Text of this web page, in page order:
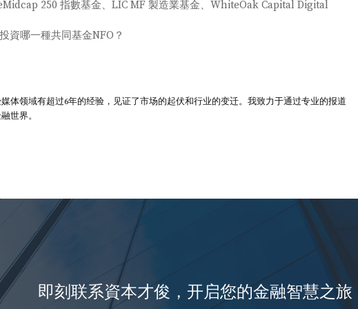
250 指數基金、LIC MF 製造業基金、WhiteOak Capital Digital
資哪一種共同基金NFO？
体领域有超过6年的经验，见证了市场的起伏和行业的变迁。我致力于通过专业的报道
世界。
即刻联系資本才俊，开启您的金融智慧之旅